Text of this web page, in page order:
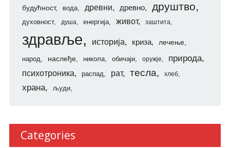
будућност вода древни древно друштво
духовност душа енергија живот заштита
здравље историја криза лечење
народ наслеђе никола обичаји оружје природа
психотроника распад рат тесла хлеб
храна људи
Categories